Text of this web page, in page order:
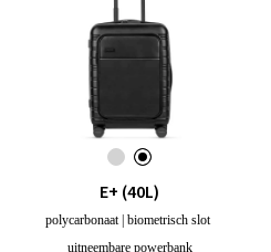
E+ (40L)
polycarbonaat | biometrisch slot
uitneembare powerbank